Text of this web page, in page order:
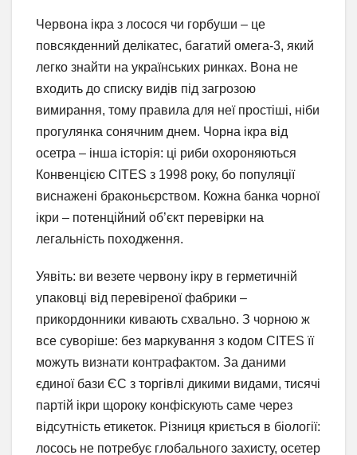
Червона ікра з лосося чи горбуши – це
повсякденний делікатес, багатий омега-3, який
легко знайти на українських ринках. Вона не
входить до списку видів під загрозою
вимирання, тому правила для неї простіші, ніби
прогулянка сонячним днем. Чорна ікра від
осетра – інша історія: ці риби охороняються
Конвенцією CITES з 1998 року, бо популяції
виснажені браконьєрством. Кожна банка чорної
ікри – потенційний об’єкт перевірки на
легальність походження.
Уявіть: ви везете червону ікру в герметичній
упаковці від перевіреної фабрики –
прикордонники кивають схвально. З чорною ж
все суворіше: без маркування з кодом CITES її
можуть визнати контрафактом. За даними
єдиної бази ЄС з торгівлі дикими видами, тисячі
партій ікри щороку конфіскують саме через
відсутність етикеток. Різниця криється в біології:
лосось не потребує глобального захисту, осетер